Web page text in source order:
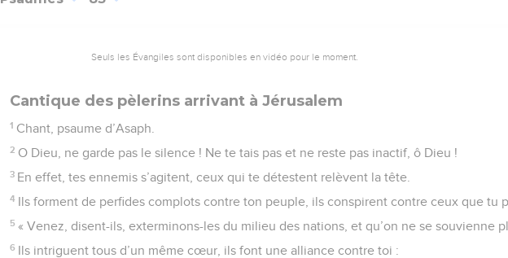
Seuls les Évangiles sont disponibles en vidéo pour le moment.
Cantique des pèlerins arrivant à Jérusalem
1 Chant, psaume d’Asaph.
2 O Dieu, ne garde pas le silence ! Ne te tais pas et ne reste pas inactif, ô Dieu !
3 En effet, tes ennemis s’agitent, ceux qui te détestent relèvent la tête.
4 Ils forment de perfides complots contre ton peuple, ils conspirent contre ceux que tu
5 « Venez, disent-ils, exterminons-les du milieu des nations, et qu’on ne se souvienne
6 Ils intriguent tous d’un même cœur, ils font une alliance contre toi :